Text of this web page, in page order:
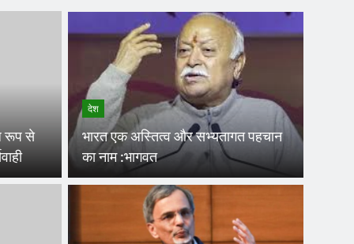
रूप से
देश
भारत एक अस्तित्व और सभ्यतागत पहचान
का नाम :भागवत